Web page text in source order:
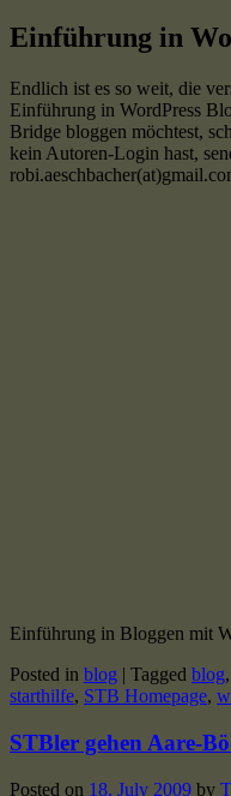
Einführung in
Endlich ist es so weit, die
Einführung in WordPress
Bridge bloggen möchtest,
kein Autoren-Login hast,
Einführung in Bloggen mit
Posted in blog | Tagged blog,
starthilfe, STB Homepage,
STBler gehen Aare-
Posted on 18. July 2009 by